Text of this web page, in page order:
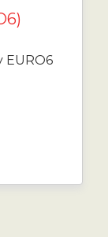
EURO6